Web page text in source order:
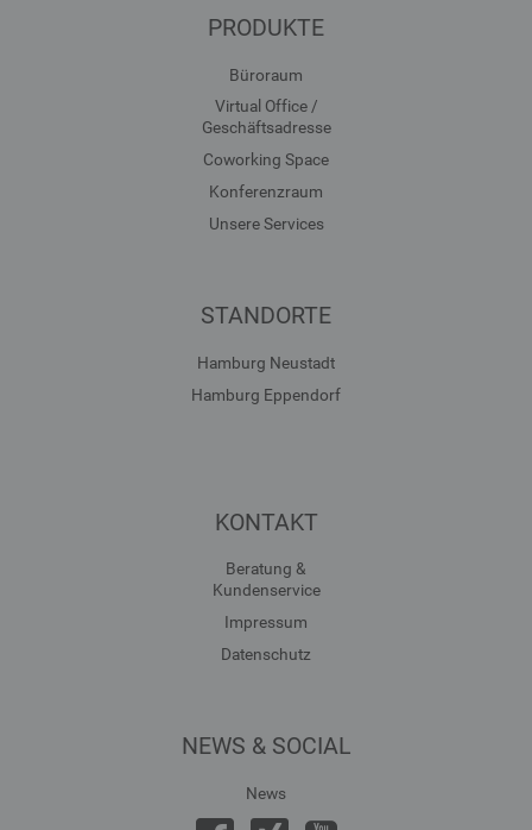
PRODUKTE
Büroraum
Virtual Office /
Geschäftsadresse
Coworking Space
Konferenzraum
Unsere Services
STANDORTE
Hamburg Neustadt
Hamburg Eppendorf
KONTAKT
Beratung &
Kundenservice
Impressum
Datenschutz
NEWS & SOCIAL
News